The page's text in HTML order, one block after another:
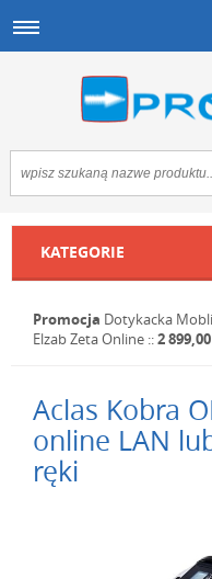
KATEGORIE
Promocja Dotykacka
Elzab Zeta Online ::2 899,00
Aclas Kobra
online LAN
ręki